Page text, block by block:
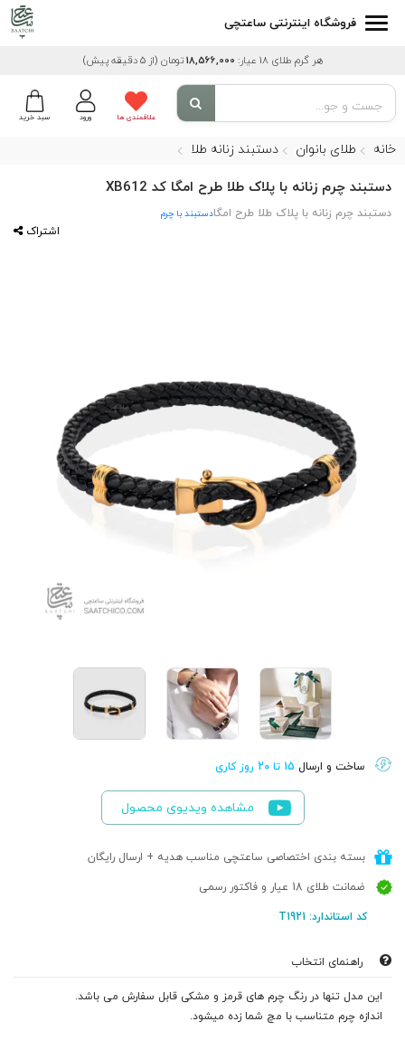
فروشگاه اینترنتی ساعتچی
هر گرم طلای 18 عیار: 18,566,000تومان (از 5 دقیقه پیش)
سبد خرید ورود علاقمندی ها
خانه طلای بانوان دستبند زنانه طلا
دستبند چرم زنانه با پلاک طلا طرح امگا کد XB612
دستبند چرم زنانه با پلاک طلا طرح امگادستبند با چرم
اشتراک
ساخت و ارسال 15 تا 20 روز کاری
مشاهده ویدیوی محصول
بسته بندی اختصاصی ساعتچی مناسب هدیه + ارسال رایگان
ضمانت طلای 18 عیار و فاکتور رسمی
کد استاندارد: T1921
راهنمای انتخاب
این مدل تنها در رنگ چرم های قرمز و مشکی قابل سفارش می باشد.
اندازه چرم متناسب با مچ شما زده میشود.